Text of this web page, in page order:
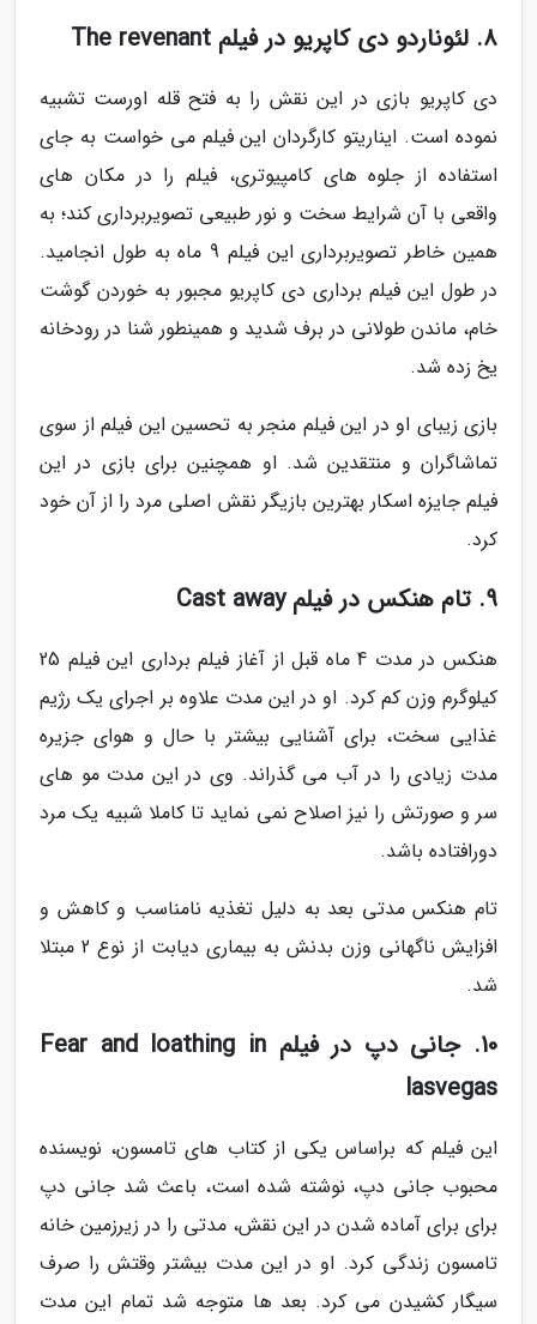
8. لئوناردو دی کاپریو در فیلم The revenant
دی کاپریو بازی در این نقش را به فتح قله اورست تشبیه
نموده است. ایناریتو کارگردان این فیلم می خواست به جای
استفاده از جلوه های کامپیوتری، فیلم را در مکان های
واقعی با آن شرایط سخت و نور طبیعی تصویربرداری کند؛ به
همین خاطر تصویربرداری این فیلم 9 ماه به طول انجامید.
در طول این فیلم برداری دی کاپریو مجبور به خوردن گوشت
خام، ماندن طولانی در برف شدید و همینطور شنا در رودخانه
یخ زده شد.
بازی زیبای او در این فیلم منجر به تحسین این فیلم از سوی
تماشاگران و منتقدین شد. او همچنین برای بازی در این
فیلم جایزه اسکار بهترین بازیگر نقش اصلی مرد را از آن خود
کرد.
9. تام هنکس در فیلم Cast away
هنکس در مدت 4 ماه قبل از آغاز فیلم برداری این فیلم 25
کیلوگرم وزن کم کرد. او در این مدت علاوه بر اجرای یک رژیم
غذایی سخت، برای آشنایی بیشتر با حال و هوای جزیره
مدت زیادی را در آب می گذراند. وی در این مدت مو های
سر و صورتش را نیز اصلاح نمی نماید تا کاملا شبیه یک مرد
دورافتاده باشد.
تام هنکس مدتی بعد به دلیل تغذیه نامناسب و کاهش و
افزایش ناگهانی وزن بدنش به بیماری دیابت از نوع 2 مبتلا
شد.
10. جانی دپ در فیلم Fear and loathing in
lasvegas
این فیلم که براساس یکی از کتاب های تامسون، نویسنده
محبوب جانی دپ، نوشته شده است، باعث شد جانی دپ
برای برای آماده شدن در این نقش، مدتی را در زیرزمین خانه
تامسون زندگی کرد. او در این مدت بیشتر وقتش را صرف
سیگار کشیدن می کرد. بعد ها متوجه شد تمام این مدت